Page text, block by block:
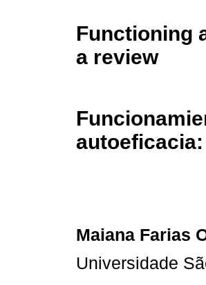
Functioning
a review
Maiana Farias
Universidade